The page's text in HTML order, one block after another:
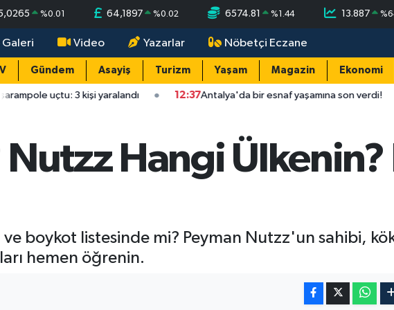
%0.01 64,1897 %0.02 6574.81 %1.44 13.887 %
Galeri Video Yazarlar Nöbetçi Eczane
Gündem Asayiş Turizm Yaşam Magazin Ekonomi
3 kişi yaralandı 12:37 Antalya'da bir esnaf yaşamına son verdi! 12:21
Nutzz Hangi
boykot listesinde mi? Peyman Nutzz'un sahibi,
hemen öğrenin.